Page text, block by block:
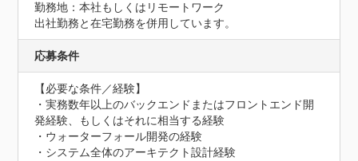
勤務地：本社もしくはリモートワーク
出社勤務と在宅勤務を併用しています。
応募条件
【必要な条件／経験】
・実務数年以上のバックエンドまたはフロントエンド開
発経験、もしくはそれに相当する経験
・ウォーターフォール開発の経験
・システム全体のアーキテクト設計経験